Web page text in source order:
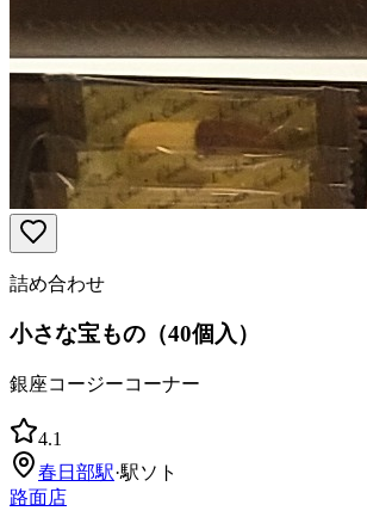
詰め合わせ
小さな宝もの（40個入）
銀座コージーコーナー
4.1
春日部駅·駅ソト
路面店